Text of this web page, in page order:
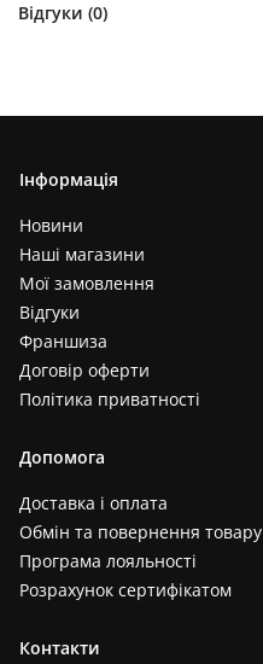
Відгуки (0)
Інформація
Новини
Наші магазини
Мої замовлення
Відгуки
Франшиза
Договір оферти
Політика приватності
Допомога
Доставка і оплата
Обмін та повернення товару
Програма лояльності
Розрахунок сертифікатом
Контакти